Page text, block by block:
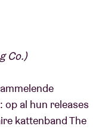
Co.)
op al hun releases
kattenband The